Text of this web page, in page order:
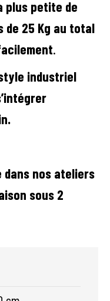
plus petite de
de 25 Kg au total
.
industriel
dans nos ateliers
sous 2